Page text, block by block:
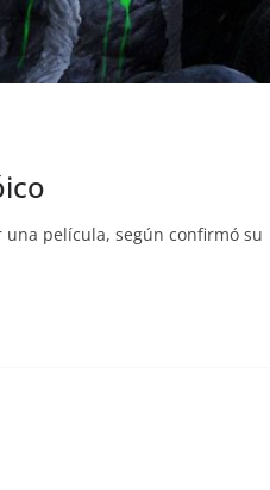
película, según confirmó su